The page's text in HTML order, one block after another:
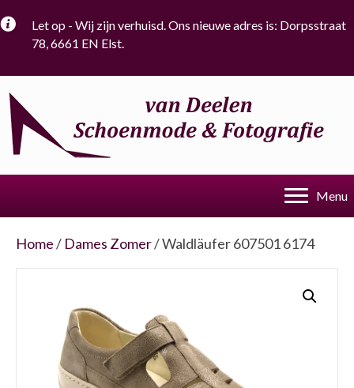
Let op - Wij zijn verhuisd. Ons nieuwe adres is: Dorpsstraat
78, 6661 EN Elst.
Menu
Home/ Dames Zomer/ Waldläufer 607501 6174